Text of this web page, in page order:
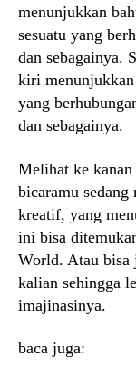
menunjukkan
sesuatu yang
dan sebagainya.
kiri menunjukkan
yang
dan sebagainya.
Melihat ke
bicaramu
kreatif, yang
ini bisa
World. Atau bisa
kalian sehingga
imajinasinya.
baca juga: